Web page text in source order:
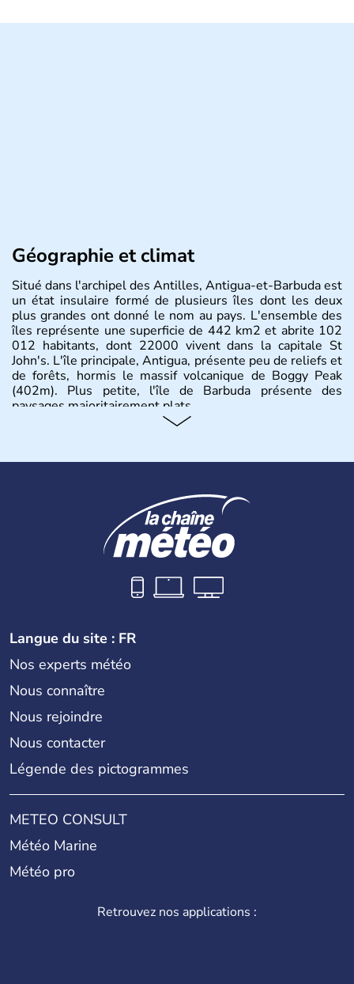
Géographie et climat
Situé dans l'archipel des Antilles, Antigua-et-Barbuda est
un état insulaire formé de plusieurs îles dont les deux
plus grandes ont donné le nom au pays. L'ensemble des
îles représente une superficie de 442 km2 et abrite 102
012 habitants, dont 22000 vivent dans la capitale St
John's. L'île principale, Antigua, présente peu de reliefs et
de forêts, hormis le massif volcanique de Boggy Peak
(402m). Plus petite, l'île de Barbuda présente des
paysages majoritairement plats.
Les premiers habitants de Barbuda connus, les Ciboneys,
Arawaks et des Caraïbes. Et c'est en 1493 que
Christophe Colomb, débarquant sur l'ile entraîna une
colonisation espagnole, puis française et anglaise.
L'esclavage fut aboli en 1834. Le pays devint
indépendant en tant que Royaume du Commonwealth en
Langue du site : FR
Nos experts météo
Nous connaître
Nous rejoindre
Nous contacter
Légende des pictogrammes
METEO CONSULT
Météo Marine
Météo pro
Retrouvez nos applications :